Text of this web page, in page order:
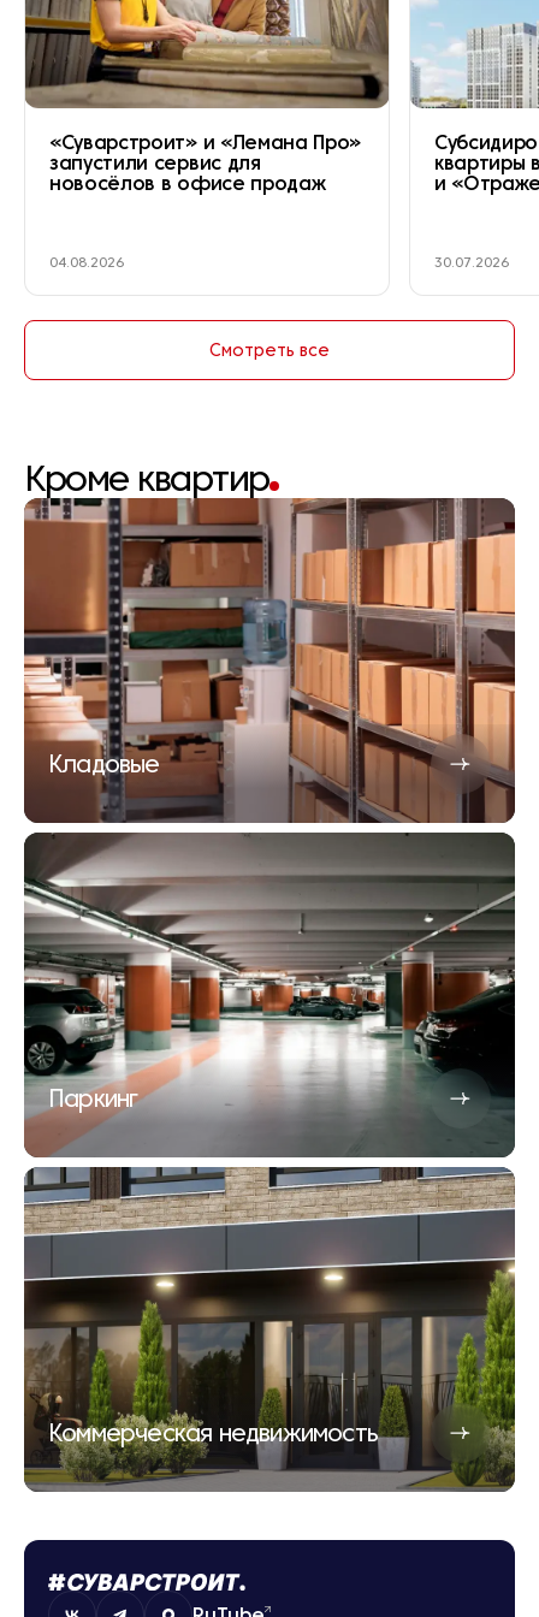
Смотреть все
«Суварстроит» и «Лемана Про»
запустили сервис для
новосёлов в офисе продаж
04.08.2026
квартиры
и
30.07.2026
Кроме квартир
Кладовые
Паркинг
Коммерческая недвижимость